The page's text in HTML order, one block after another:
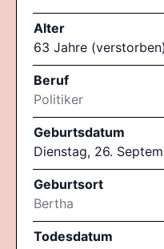
Alter
63 Jahre (verstorben)
Beruf
Politiker
Geburtsdatum
Dienstag, 26.
Geburtsort
Bertha
Todesdatum